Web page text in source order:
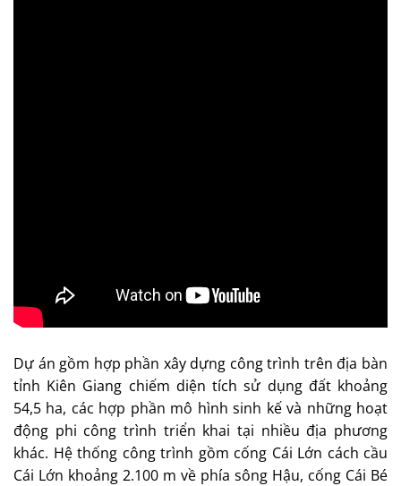
Dự án gồm hợp phần xây dựng công trình trên địa bàn
tỉnh Kiên Giang chiếm diện tích sử dụng đất khoảng
54,5 ha, các hợp phần mô hình sinh kế và những hoạt
động phi công trình triển khai tại nhiều địa phương
khác. Hệ thống công trình gồm cống Cái Lớn cách cầu
Cái Lớn khoảng 2.100 m về phía sông Hậu, cống Cái Bé